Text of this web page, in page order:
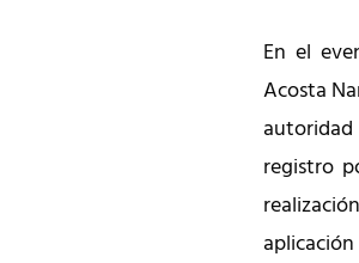
En el
Acosta
registro